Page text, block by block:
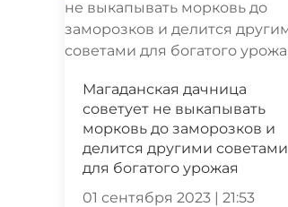
Магаданская дачница
советует не выкапывать
морковь до заморозков и
делится другими советами
для богатого урожая
01 сентября 2023 | 21:53